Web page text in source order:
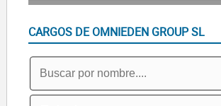
CARGOS DE OMNIEDEN GROUP SL